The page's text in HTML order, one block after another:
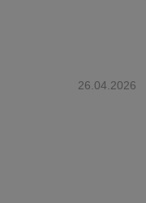
26.04.2026